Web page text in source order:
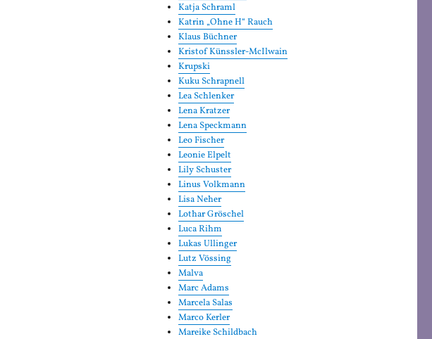
Katja Schraml
Katrin „Ohne H“ Rauch
Klaus Büchner
Kristof Künssler-McIlwain
Krupski
Kuku Schrapnell
Lea Schlenker
Lena Kratzer
Lena Speckmann
Leo Fischer
Leonie Elpelt
Lily Schuster
Linus Volkmann
Lisa Neher
Lothar Gröschel
Luca Rihm
Lukas Ullinger
Lutz Vössing
Malva
Marc Adams
Marcela Salas
Marco Kerler
Mareike Schildbach